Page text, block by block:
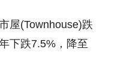
屋(Townhouse)跌
下跌7.5%，降至